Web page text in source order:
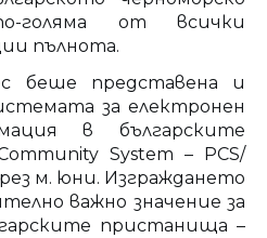
голяма от всички
пълнота.
беше представена и
за електронен
в българските
System – PCS/
м. юни. Изграждането
важно значение за
пристанища –